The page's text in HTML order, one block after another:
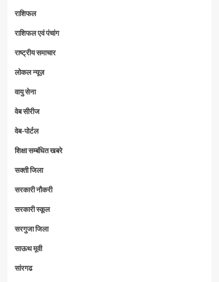
राशिफल
राशिफल एवं पंचांग
राष्ट्रीय समाचार
लोकल न्यूज़
वायु सेना
वेब सीरीज
वेब-पोर्टल
शिक्षा सम्बंधित खबरे
सक्ती जिला
सरकारी नौकरी
सरकारी स्कूल
सरगुजा जिला
साऊथ मूवी
सांरगढ